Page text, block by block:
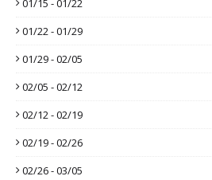
01/15 - 01/22
01/22 - 01/29
01/29 - 02/05
02/05 - 02/12
02/12 - 02/19
02/19 - 02/26
02/26 - 03/05